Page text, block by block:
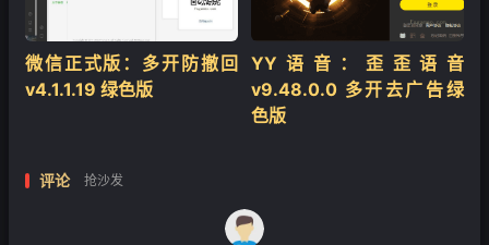
微信正式版：多开防撤回
v4.1.1.19 绿色版
YY语音：歪歪语音
v9.48.0.0 多开去广告绿
色版
评论 抢沙发